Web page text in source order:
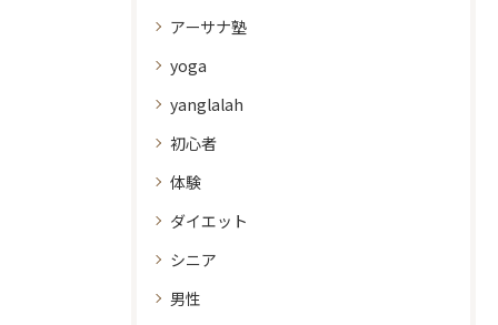
アーサナ塾
yoga
yanglalah
初心者
体験
ダイエット
シニア
男性